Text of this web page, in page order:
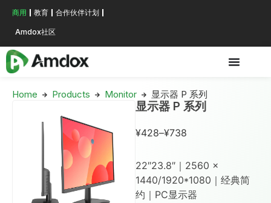
商用 教育 合作伙伴计划
Amdox社区
Home Products Monitor 显示器 P 系列
显示器 P 系列
¥428–¥738
22″23.8″｜2560 ×
1440/1920*1080｜经典简
约｜PC显示器